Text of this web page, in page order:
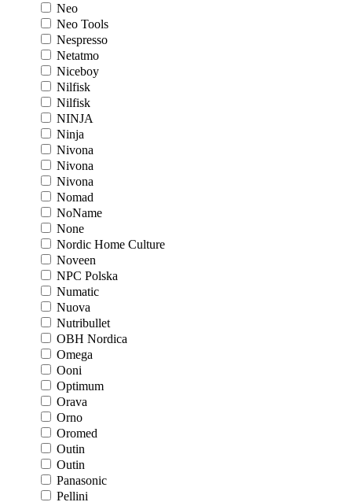
Neo
Neo Tools
Nespresso
Netatmo
Niceboy
Nilfisk
Nilfisk
NINJA
Ninja
Nivona
Nivona
Nivona
Nomad
NoName
None
Nordic Home Culture
Noveen
NPC Polska
Numatic
Nuova
Nutribullet
OBH Nordica
Omega
Ooni
Optimum
Orava
Orno
Oromed
Outin
Outin
Panasonic
Pellini